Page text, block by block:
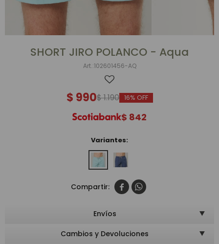
SHORT JIRO POLANCO - Aqua
102601456-AQ
$ 990$1.190 16
$ 842
Variantes:
 
Envíos
Cambios y Devoluciones